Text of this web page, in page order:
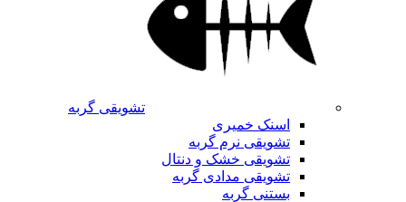
تشویقی گربه
اسنک خمیری
تشویقی نرم گربه
تشویقی خشک و دنتال
تشویقی مدادی گربه
بستنی گربه